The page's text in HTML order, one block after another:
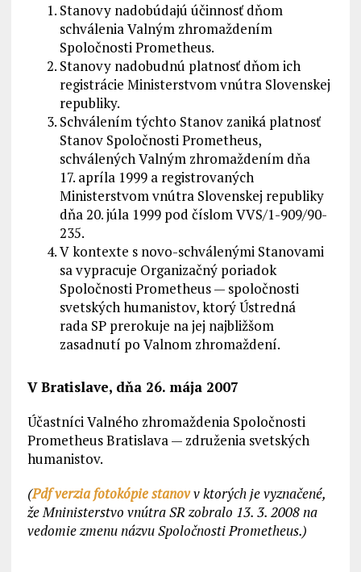
Stanovy nadobúdajú účinnosť dňom
schválenia Valným zhromaždením
Spoločnosti Prometheus.
Stanovy nadobudnú platnosť dňom ich
registrácie Ministerstvom vnútra Slovenskej
republiky.
Schválením týchto Stanov zaniká platnosť
Stanov Spoločnosti Prometheus,
schválených Valným zhromaždením dňa
17. apríla 1999 a registrovaných
Ministerstvom vnútra Slovenskej republiky
dňa 20. júla 1999 pod číslom VVS/1-909/90-
235.
V kontexte s novo-schválenými Stanovami
sa vypracuje Organizačný poriadok
Spoločnosti Prometheus — spoločnosti
svetských humanistov, ktorý Ústredná
rada SP prerokuje na jej najbližšom
zasadnutí po Valnom zhromaždení.
V Bratislave, dňa 26. mája 2007
Účastníci Valného zhromaždenia Spoločnosti
Prometheus Bratislava — združenia svetských
humanistov.
(Pdf verzia fotokópie stanovv ktorých je vyznačené,
že Mninisterstvo vnútra SR zobralo 13. 3. 2008 na
vedomie zmenu názvu Spoločnosti Prometheus.)